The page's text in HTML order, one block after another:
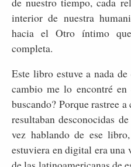
interior de nuestra
hacia el Otro íntimo
completa.
Este libro estuve a nada
cambio me lo encontré
buscando? Porque rastree
resultaban desconocidas
vez hablando de ese
estuviera en digital era una